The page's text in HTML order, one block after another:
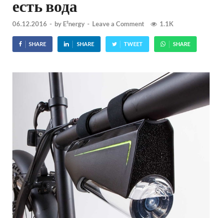
есть вода
06.12.2016 - by E²nergy - Leave a Comment 1.1K
SHARE SHARE TWEET SHARE